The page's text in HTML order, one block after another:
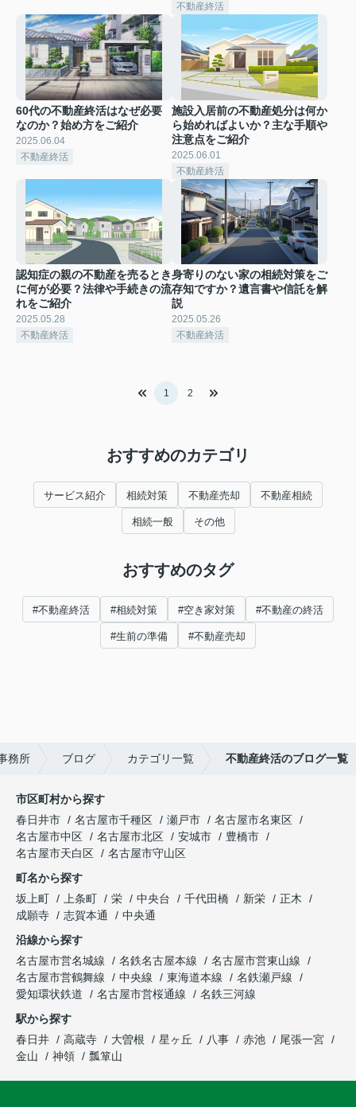
不動産終活
60代の不動産終活はなぜ必要
なのか？始め方をご紹介
2025.06.04
不動産終活
施設入居前の不動産処分は何か
ら始めればよいか？主な手順や
注意点をご紹介
2025.06.01
不動産終活
認知症の親の不動産を売るとき
に何が必要？法律や手続きの流
れをご紹介
2025.05.28
不動産終活
身寄りのない家の相続対策をご
存知ですか？遺言書や信託を解
説
2025.05.26
不動産終活
1 2
おすすめのカテゴリ
サービス紹介 相続対策 不動産売却 不動産相続
相続一般 その他
おすすめのタグ
#不動産終活 #相続対策 #空き家対策 #不動産の終活
#生前の準備 #不動産売却
務所 ブログ カテゴリ一覧 不動産終活のブログ一覧
市区町村から探す
春日井市
名古屋市千種区 瀬戸市
名古屋市名東区
名古屋市中区
名古屋市北区 安城市
豊橋市
名古屋市天白区
名古屋市守山区
町名から探す
坂上町
上条町 栄 中央台 千代田橋 新栄
正木
成願寺
志賀本通
中央通
沿線から探す
名古屋市営名城線
名鉄名古屋本線
名古屋市営東山線
名古屋市営鶴舞線
中央線 東海道本線
名鉄瀬戸線
愛知環状鉄道
名古屋市営桜通線
名鉄三河線
駅から探す
春日井
高蔵寺 大曽根 星ヶ丘 八事 赤池
尾張一宮
金山
神領 瓢箪山